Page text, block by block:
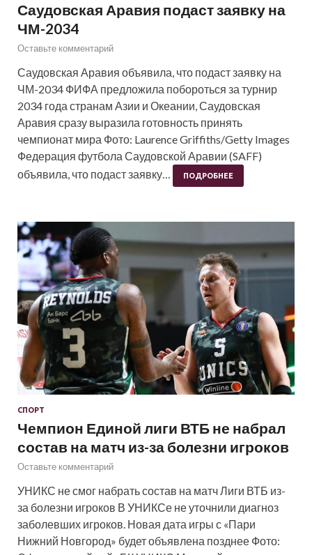
Саудовская Аравия подаст заявку на
ЧМ-2034
Оставьте комментарий
Саудовская Аравия объявила, что подаст заявку на
ЧМ-2034 ФИФА предложила побороться за турнир
2034 года странам Азии и Океании, Саудовская
Аравия сразу выразила готовность принять
чемпионат мира Фото: Laurence Griffiths/Getty Images
Федерация футбола Саудовской Аравии (SAFF)
объявила, что подаст заявку…
ПОДРОБНЕЕ
СПОРТ
Чемпион Единой лиги ВТБ не набрал
состав на матч из-за болезни игроков
Оставьте комментарий
УНИКС не смог набрать состав на матч Лиги ВТБ из-
за болезни игроков В УНИКСе не уточнили диагноз
заболевших игроков. Новая дата игры с «Пари
Нижний Новгород» будет объявлена позднее Фото: